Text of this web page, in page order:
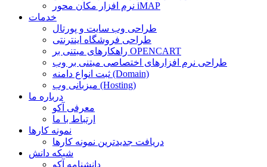
نرم افزار مکان محور iMAP
خدمات
طراحی وب سایت و پورتال
طراحی فروشگاه اینترنتی
راهکارهای مبتنی بر OPENCART
طراحی نرم افزارهای اختصاصی مبتنی بر وب
ثبت انواع دامنه (Domain)
میزبانی وب (Hosting)
درباره ما
معرفی آکو
ارتباط با ما
نمونه کارها
دریافت جدیدترین نمونه کارها
شبکه دانش
دانشنامه آکو